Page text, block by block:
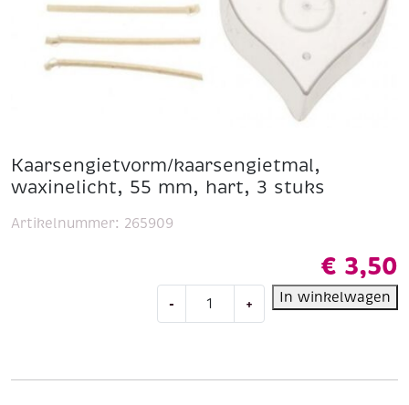
Kaarsengietvorm/kaarsengietmal,
waxinelicht, 55 mm, hart, 3 stuks
€ 3,50
-
Kaarsengietvorm/kaarsengietmal,
+ In winkelwagen
Artikelnummer: 265909